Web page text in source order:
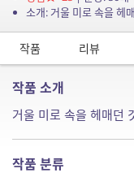
소개: 거울 미로 속을 헤
작품 리뷰
작품 소개
거울 미로 속을 헤매던
작품 분류